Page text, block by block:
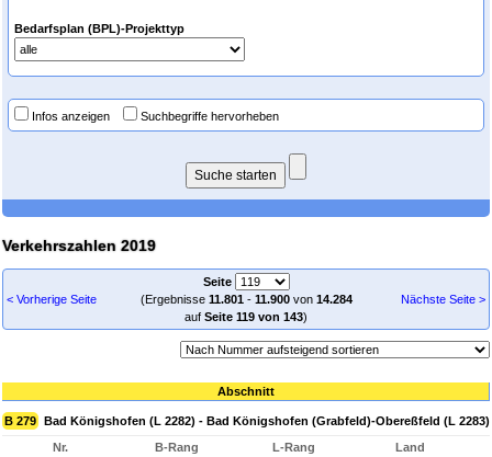
Bedarfsplan (BPL)-Projekttyp
Infos anzeigen Suchbegriffe hervorheben
Verkehrszahlen 2019
< Vorherige Seite
Seite
(Ergebnisse 11.801- 11.900von 14.284
auf Seite 119 von 143)
Nächste Seite >
Abschnitt
B 279 Bad Königshofen (L 2282) - Bad Königshofen (Grabfeld)-Obereßfeld (L 2283)
Nr.
B-Rang
L-Rang
Land